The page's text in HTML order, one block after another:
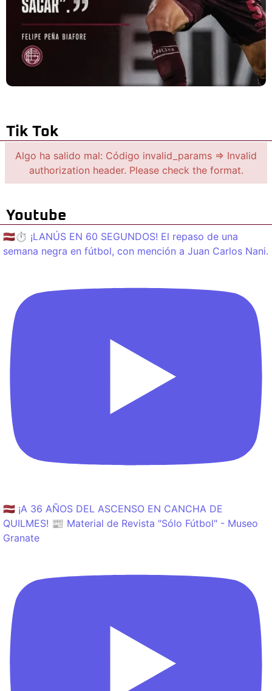
Tik Tok
Algo ha salido mal: Código invalid_params => Invalid
authorization header. Please check the format.
Youtube
🇱🇻⏱️ ¡LANÚS EN 60 SEGUNDOS! El repaso de una
semana negra en fútbol, con mención a Juan Carlos Nani.
🇱🇻 ¡A 36 AÑOS DEL ASCENSO EN CANCHA DE
QUILMES! 📰 Material de Revista "Sólo Fútbol" - Museo
Granate